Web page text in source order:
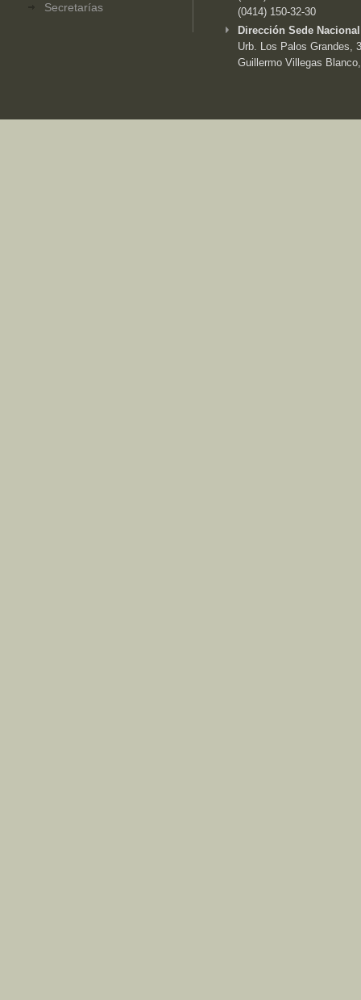
Secretarías
(0414) 150-32-30
Dirección Sede
Urb. Los Palos Grandes,
Guillermo Villegas